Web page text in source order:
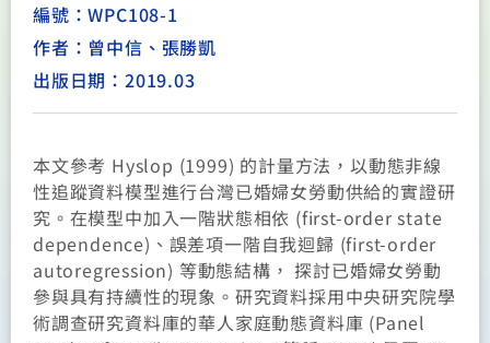
編號：WPC108-1
作者：曾中信、張勝凱
出版日期：2019.03
本文參考 Hyslop (1999) 的計量方法，以動態非線
性追蹤資料模型進行台灣已婚婦女勞動供給的實證研
究。在模型中加入一階狀態相依 (first-order state
dependence)、誤差項一階自我迴歸 (first-order
autoregression) 等動態結構， 探討已婚婦女勞動
參與具有持續性的現象。研究資料採用中央研究院學
術調查研究資料庫的華人家庭動態資料庫 (Panel